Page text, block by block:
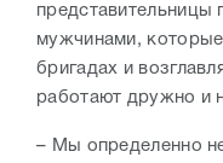
представительницы
мужчинами,
бригадах и
работают дружно и
– Мы определенно